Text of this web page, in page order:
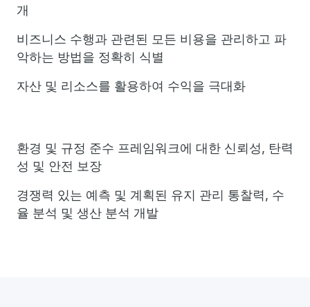
개
비즈니스 수행과 관련된 모든 비용을 관리하고 파
악하는 방법을 정확히 식별
자산 및 리소스를 활용하여 수익을 극대화
환경 및 규정 준수 프레임워크에 대한 신뢰성, 탄력
성 및 안전 보장
경쟁력 있는 예측 및 계획된 유지 관리 통찰력, 수
율 분석 및 생산 분석 개발